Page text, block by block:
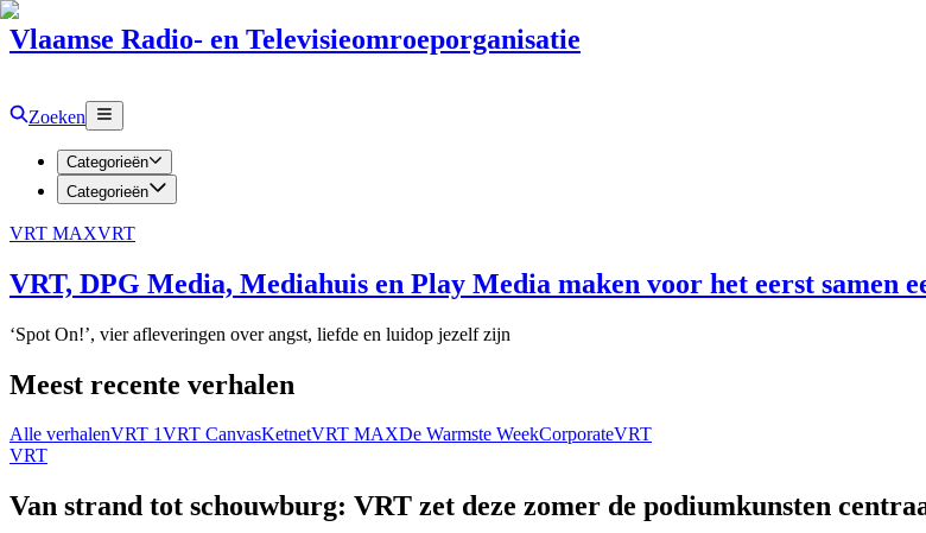
Vlaamse Radio- en Televisieomroeporganisatie
Zoeken
Categorieën
Categorieën
VRT MAXVRT
VRT, DPG Media, Mediahuis en Play Media maken voor het eerst samen
‘Spot On!’, vier afleveringen over angst, liefde en luidop jezelf zijn
Meest recente verhalen
Alle verhalenVRT 1VRT CanvasKetnetVRT MAXDe Warmste WeekCorporateVRT
VRT
Van strand tot schouwburg: VRT zet deze zomer de podiumkunsten